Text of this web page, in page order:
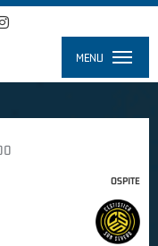
MENU
OSPITE